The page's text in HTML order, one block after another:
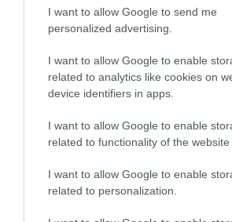
I want to allow Google to send me
personalized advertising.
I want to allow Google to enable
related to analytics like cookies on
device identifiers in apps.
I want to allow Google to enable
related to functionality of the website
I want to allow Google to enable
related to personalization.
2026. JÚLIUS 26. ● KULTÚRA
Férje bezárta és erőszakkal
írásra, később…
Ezt kellene tennie Meghan
Katalin királyné…